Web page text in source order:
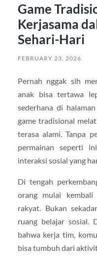
Game
Kerjasama
Sehari-Hari
FEBRUARY 23, 2026
Pernah nggak sih
anak bisa tertawa
sederhana di
game tradisional
terasa alami. Tanpa
permainan seperti
interaksi sosial yang
Di tengah
orang mulai
rakyat. Bukan
ruang belajar sosial.
bahwa kerja tim,
bisa tumbuh dari